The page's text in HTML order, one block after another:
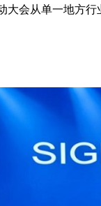
大会从单一地方